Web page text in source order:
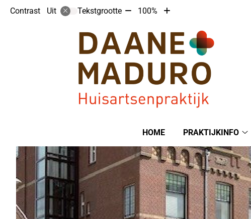
Contrast Uit Tekstgrootte Tekst
met
10%
100%
Tekst
met
10%
HoofdmenuHOME
PRAKTIJKINFO